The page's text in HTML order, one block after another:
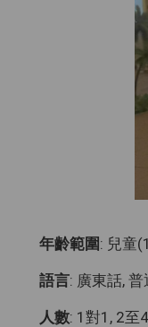
年齡範圍: 兒童
語言: 廣東話,
人數: 1對1, 2至